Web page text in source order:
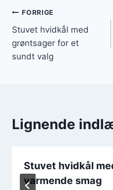
FORRIGE
Stuvet hvidkål med
grøntsager for et
sundt valg
Lignende
Stuvet hvidkål
varmende smag